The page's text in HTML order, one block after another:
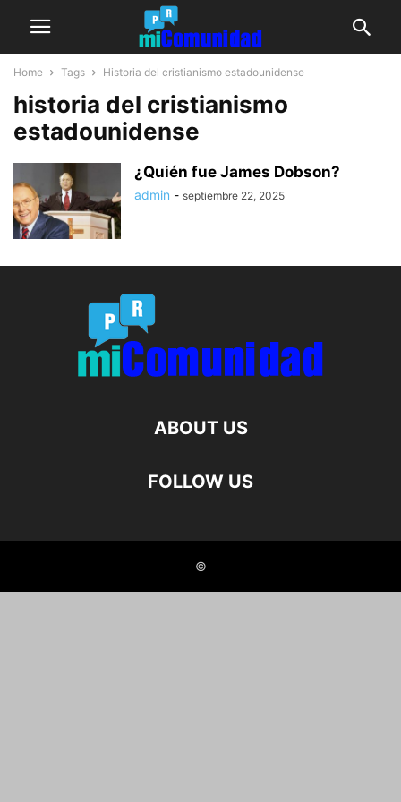
Home Tags Historia del cristianismo estadounidense
historia del cristianismo
estadounidense
¿Quién fue James Dobson?
admin - septiembre 22, 2025
ABOUT US
FOLLOW US
©